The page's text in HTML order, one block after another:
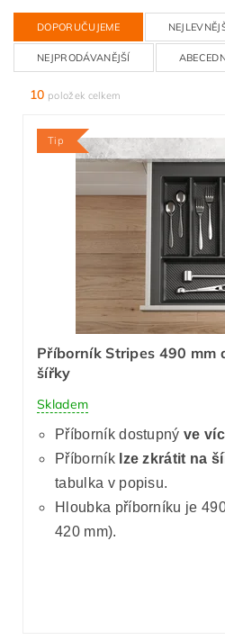
DOPORUČUJEME
NEJPRODÁVANĚJŠÍ
10 položek celkem
Tip
Příborník Stripes 490
šířky
Skladem
Příborník dostupnýve
Příborník lze zkrátit na
tabulka v popisu.
Hloubka příborníku je
420 mm).